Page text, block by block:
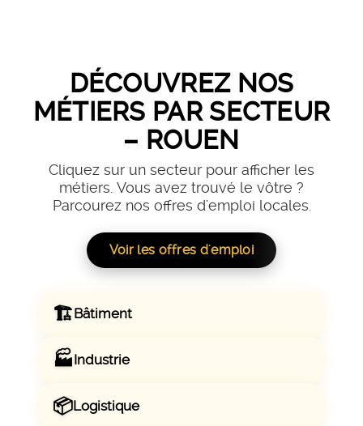
DÉCOUVREZ NOS
MÉTIERS PAR SECTEUR
– ROUEN
Cliquez sur un secteur pour afficher les
métiers. Vous avez trouvé le vôtre ?
Parcourez nos offres d'emploi locales.
Voir les offres d'emploi
🏗️Bâtiment
🏭Industrie
📦Logistique